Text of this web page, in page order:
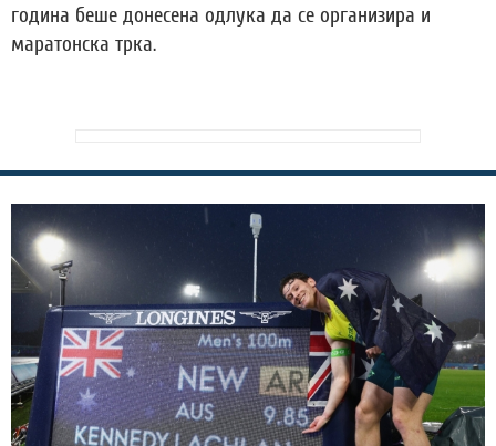
година беше донесена одлука да се организира и
маратонска трка.